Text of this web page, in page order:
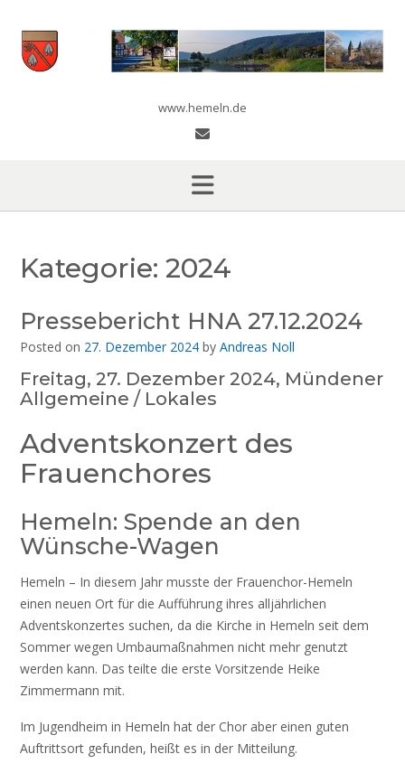
content
www.hemeln.de
Kategorie: 2024
Pressebericht HNA 27.12.2024
Posted on 27. Dezember 2024 by Andreas Noll
Freitag, 27. Dezember 2024, Mündener
Allgemeine / Lokales
Adventskonzert des
Frauenchores
Hemeln: Spende an den
Wünsche-Wagen
Hemeln – In diesem Jahr musste der Frauenchor-Hemeln
einen neuen Ort für die Aufführung ihres alljährlichen
Adventskonzertes suchen, da die Kirche in Hemeln seit dem
Sommer wegen Umbaumaßnahmen nicht mehr genutzt
werden kann. Das teilte die erste Vorsitzende Heike
Zimmermann mit.
Im Jugendheim in Hemeln hat der Chor aber einen guten
Auftrittsort gefunden, heißt es in der Mitteilung.